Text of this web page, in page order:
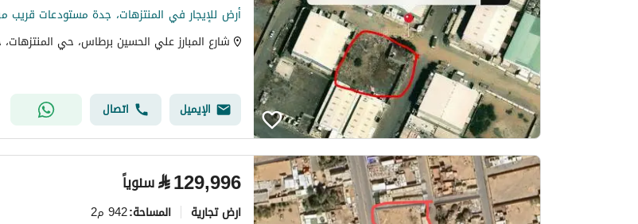
الإيميل اتصال
⃁129,996 سنوياً
ارض تجارية المساحة:942 م2